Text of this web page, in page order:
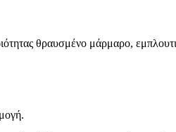
θραυσμένο μάρμαρο,